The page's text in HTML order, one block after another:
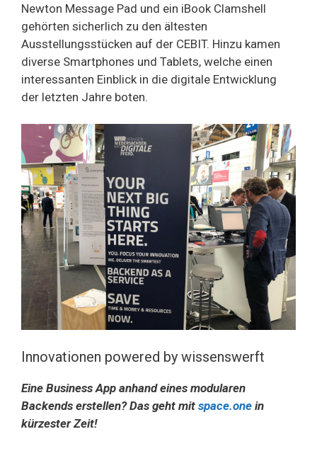
Newton Message Pad und ein iBook Clamshell
gehörten sicherlich zu den ältesten
Ausstellungsstücken auf der CEBIT. Hinzu kamen
diverse Smartphones und Tablets, welche einen
interessanten Einblick in die digitale Entwicklung
der letzten Jahre boten.
Innovationen powered by wissenswerft
Eine Business App anhand eines modularen
Backends erstellen? Das geht mit space.one in
kürzester Zeit!